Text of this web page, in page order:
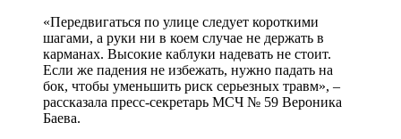
«Передвигаться по улице следует короткими
шагами, а руки ни в коем случае не держать в
карманах. Высокие каблуки надевать не стоит.
Если же падения не избежать, нужно падать на
бок, чтобы уменьшить риск серьезных травм», –
рассказала пресс-секретарь МСЧ № 59 Вероника
Баева.